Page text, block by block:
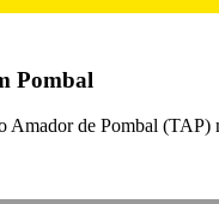
Pombal
de Pombal